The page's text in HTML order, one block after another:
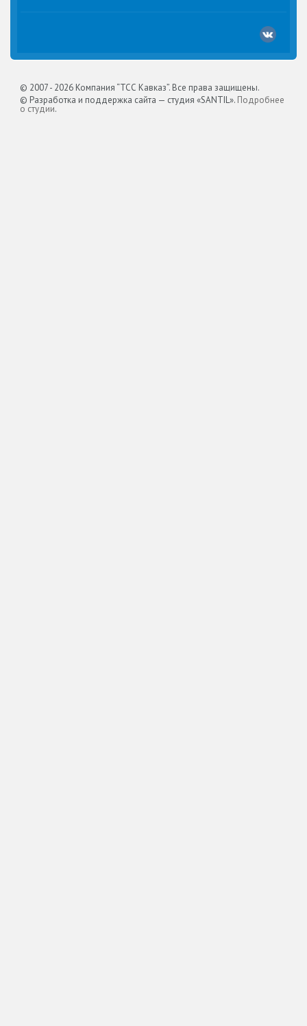
© 2007 - 2026 Компания “ТСС Кавказ”. Все права защищены.
© Разработка и поддержка сайта — студия «SANTIL». Подробнее
о студии.